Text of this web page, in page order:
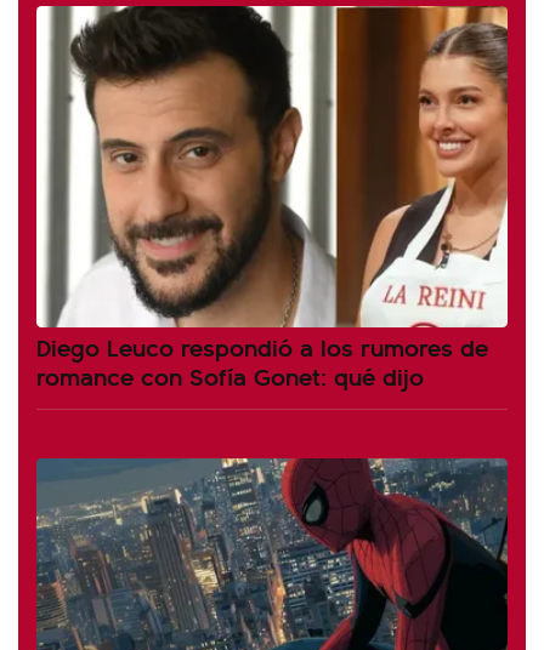
Diego Leuco respondió a los rumores de
romance con Sofía Gonet: qué dijo